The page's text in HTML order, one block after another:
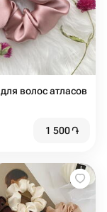
волос атласов
1 500֏